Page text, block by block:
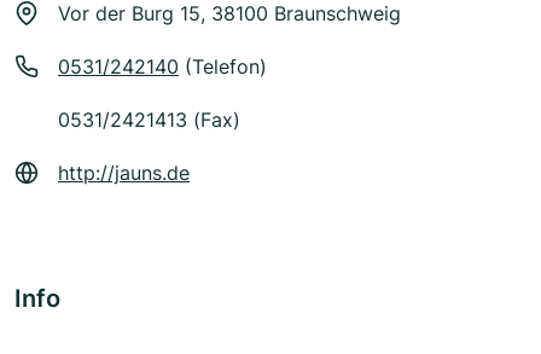
Vor der Burg 15, 38100 Braunschweig
0531/242140 (Telefon)
0531/2421413 (Fax)
http://jauns.de
Info